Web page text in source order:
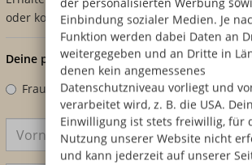
Einbindung sozialer Medien. Je
Funktion werden dabei Daten an
weitergegeben und an Dritte in
denen kein angemessenes
Datenschutzniveau vorliegt und
verarbeitet wird, z. B. die USA.
Einwilligung ist stets freiwillig, für
Nutzung unserer Website nicht
und kann jederzeit auf unserer
oder kostenfrei per Post!
Deine persönlichen Angaben
Frau
Herr Divers